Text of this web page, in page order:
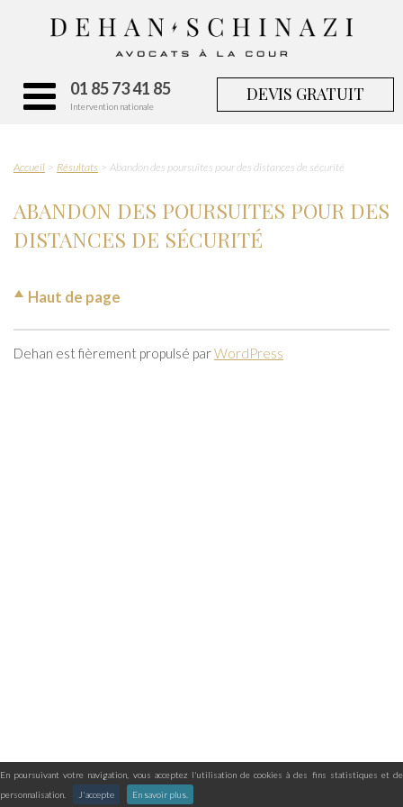
En poursuivant votre navigation, vous acceptez l'utilisation de cookies à des fins statistiques et de
personnalisation.
J'accepte En savoir plus.
01 85 73 41 85
Intervention nationale
DEVIS GRATUIT
Accueil Résultats Abandon des poursuites pour des distances de sécurité
ABANDON DES POURSUITES POUR DES
DISTANCES DE SÉCURITÉ
Haut de page
Dehan est fièrement propulsé parWordPress